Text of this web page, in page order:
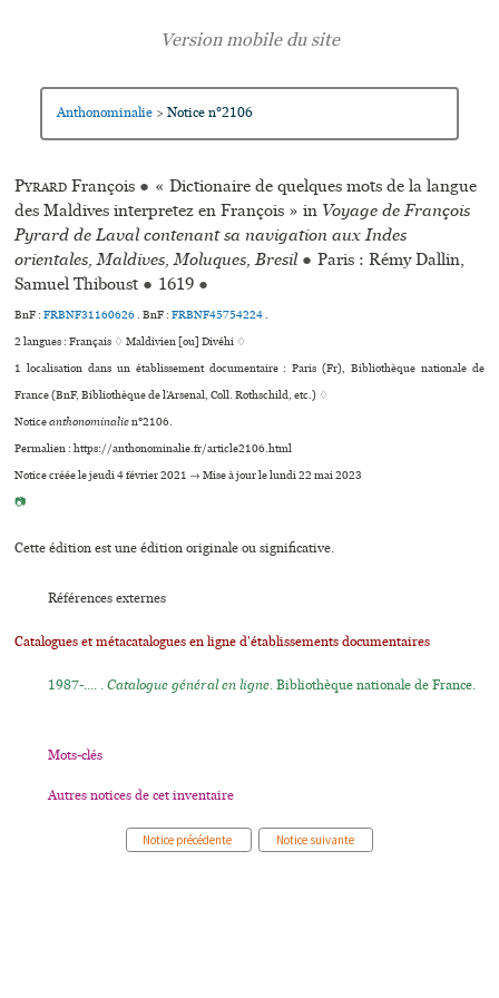
Anthonominalie > Notice n°2106
Pyrard François ● « Dictionaire de quelques mots de la langue
des Maldives interpretez en François » in Voyage de François
Pyrard de Laval contenant sa navigation aux Indes
orientales, Maldives, Moluques, Bresil ● Paris : Rémy Dallin,
Samuel Thiboust ● 1619 ●
BnF :FRBNF31160626. BnF :FRBNF45754224.
2 langues :Français ♢Maldivien [ou] Divéhi ♢
1 localisation dans un établissement documentaire : Paris (Fr), Bibliothèque nationale de
France (BnF, Bibliothèque de l’Arsenal, Coll. Rothschild, etc.) ♢
Noticeanthonominalien°2106.
Permalien : https://anthonominalie.fr/article2106.html
Notice créée le jeudi 4 février 2021 → Mise à jour le lundi 22 mai 2023
📷
Cette édition est une édition originale ou significative.
Références externes
Catalogues et métacatalogues en ligne d'établissements documentaires
1987-.... .Catalogue général en ligne. Bibliothèque nationale de France.
Mots-clés
Autres notices de cet inventaire
Notice précédente Notice suivante